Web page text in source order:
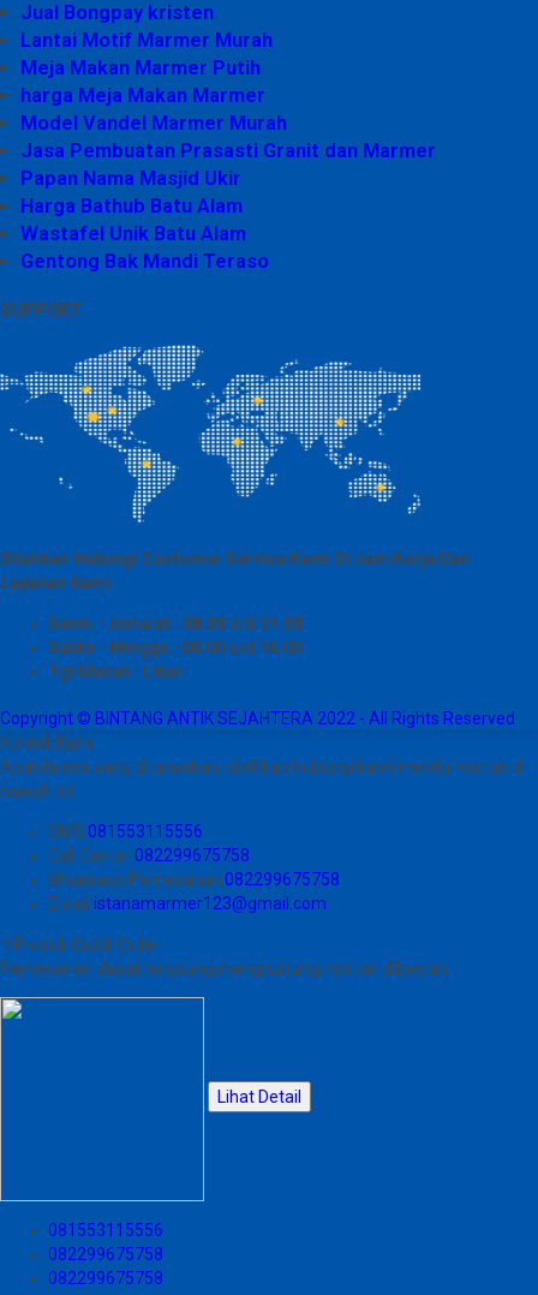
Jual Bongpay kristen
Lantai Motif Marmer Murah
Meja Makan Marmer Putih
harga Meja Makan Marmer
Model Vandel Marmer Murah
Jasa Pembuatan Prasasti Granit dan Marmer
Papan Nama Masjid Ukir
Harga Bathub Batu Alam
Wastafel Unik Batu Alam
Gentong Bak Mandi Teraso
SUPPORT
Silahkan Hubungi Customer Service Kami Di Jam Kerja Dan
Layanan Kami
Senin - Juma'at : 08.00 s/d 21.00
Sabtu - Minggu : 08.00 s/d 16.00
Tgl Merah : Libur
Copyright © BINTANG ANTIK SEJAHTERA 2022 - All Rights Reserved
Kontak Kami
Apabila ada yang ditanyakan, silahkan hubungi kami melalui kontak di
bawah ini.
SMS 081553115556
Call Center 082299675758
Whatsapp Pemesanan 082299675758
Email istanamarmer123@gmail.com
Produk Quick Order
Pemesanan dapat langsung menghubungi kontak dibawah:
Lihat Detail
081553115556
082299675758
082299675758